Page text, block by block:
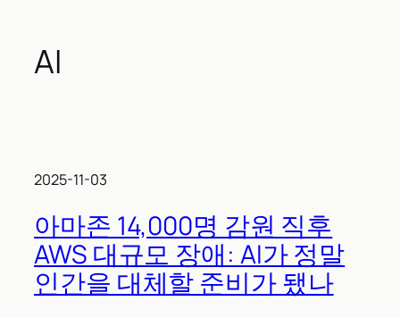
AI
2025-11-03
아마존 14,000명 감원 직후
AWS 대규모 장애: AI가 정말
인간을 대체할 준비가 됐나